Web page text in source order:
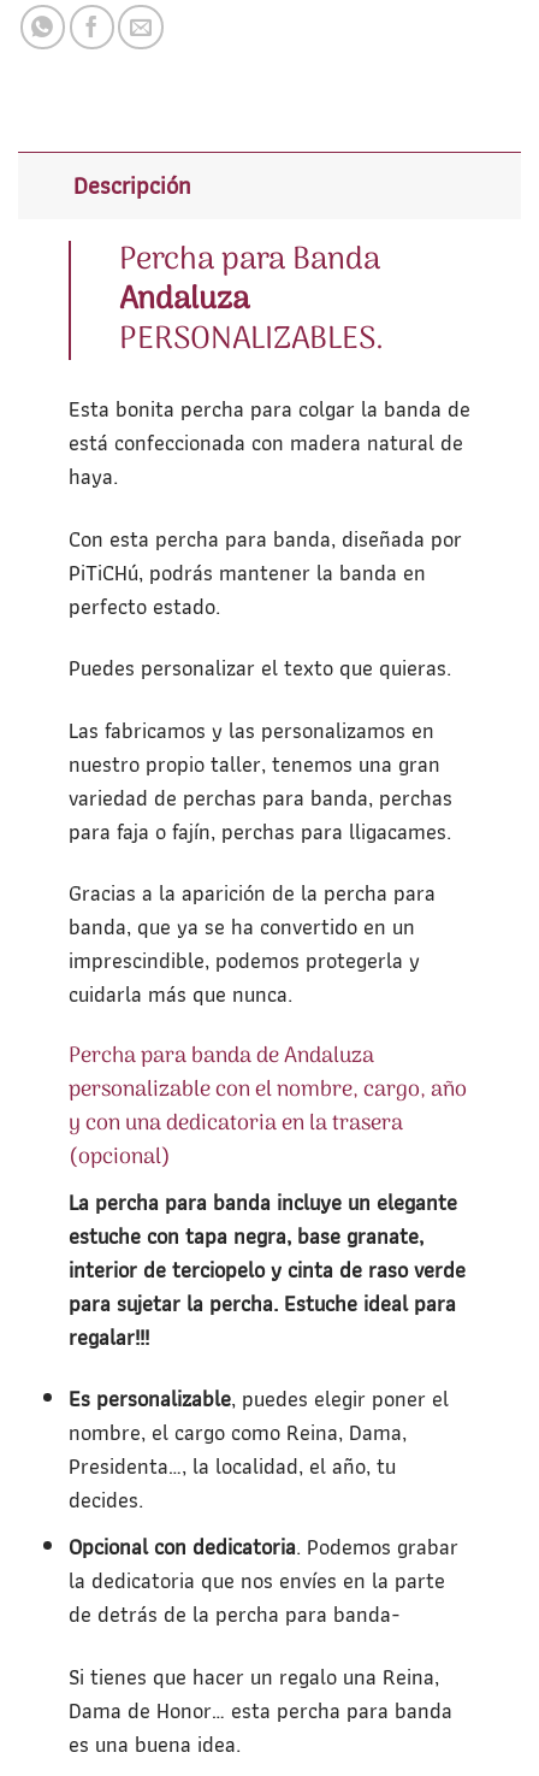
Descripción
Percha para Banda
Andaluza
PERSONALIZABLES.
Esta bonita percha para colgar la banda de
está confeccionada con madera natural de
haya.
Con esta percha para banda, diseñada por
PiTiCHú, podrás mantener la banda en
perfecto estado.
Puedes personalizar el texto que quieras.
Las fabricamos y las personalizamos en
nuestro propio taller, tenemos una gran
variedad de perchas para banda, perchas
para faja o fajín, perchas para lligacames.
Gracias a la aparición de la percha para
banda, que ya se ha convertido en un
imprescindible, podemos protegerla y
cuidarla más que nunca.
Percha para banda de Andaluza
personalizable con el nombre, cargo, año
y con una dedicatoria en la trasera
(opcional)
La percha para banda incluye un elegante
estuche con tapa negra, base granate,
interior de terciopelo y cinta de raso verde
para sujetar la percha. Estuche ideal para
regalar!!!
Es personalizable, puedes elegir poner el
nombre, el cargo como Reina, Dama,
Presidenta…, la localidad, el año, tu
decides.
Opcional con dedicatoria. Podemos grabar
la dedicatoria que nos envíes en la parte
de detrás de la percha para banda-
Si tienes que hacer un regalo una Reina,
Dama de Honor… esta percha para banda
es una buena idea.